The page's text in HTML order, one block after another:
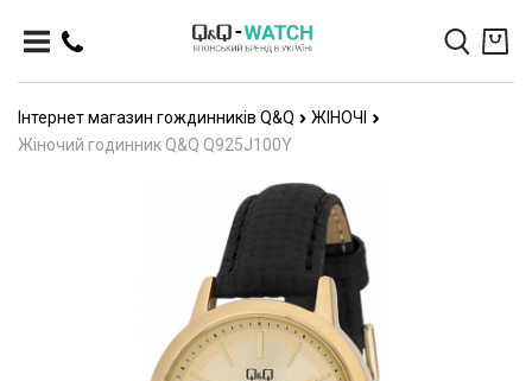
Інтернет магазин гождинників Q&Q
ЖІНОЧІ
Жіночий годинник Q&Q Q925J100Y